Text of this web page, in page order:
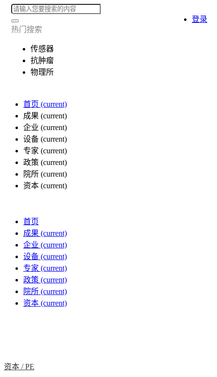
热门搜索
传感器
抗肿瘤
物理所
首页 (current)
成果 (current)
企业 (current)
设备 (current)
专家 (current)
政策 (current)
院所 (current)
资本 (current)
登录
首页
成果 (current)
企业 (current)
设备 (current)
专家 (current)
政策 (current)
院所 (current)
资本 (current)
资本 /PE